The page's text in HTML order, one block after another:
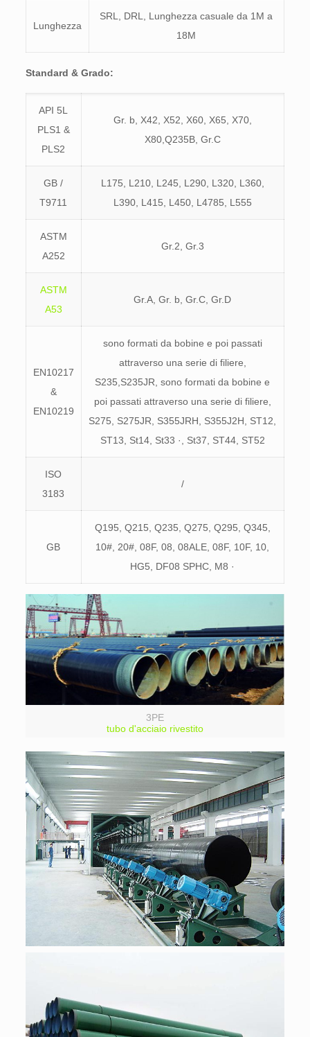
Lunghezza
SRL, DRL, Lunghezza casuale da 1M a
18M
Standard & Grado:
API 5L
PLS1 &
PLS2
Gr. b, X42, X52, X60, X65, X70,
X80,Q235B, Gr.C
GB /
T9711
L175, L210, L245, L290, L320, L360,
L390, L415, L450, L4785, L555
ASTM
A252
Gr.2, Gr.3
ASTM
A53
Gr.A, Gr. b, Gr.C, Gr.D
EN10217
&
EN10219
sono formati da bobine e poi passati
attraverso una serie di filiere,
S235,S235JR, sono formati da bobine e
poi passati attraverso una serie di filiere,
S275, S275JR, S355JRH, S355J2H, ST12,
ST13, St14, St33 ·, St37, ST44, ST52
ISO
3183
/
GB
Q195, Q215, Q235, Q275, Q295, Q345,
10#, 20#, 08F, 08, 08ALE, 08F, 10F, 10,
HG5, DF08 SPHC, M8 ·
3PE
tubo d'acciaio rivestito